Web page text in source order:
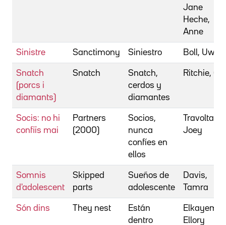
Jane
Heche,
Anne
Sinistre Sanctimony Siniestro Boll, Uwe
Snatch
(porcs i
diamants)
Snatch
Snatch,
cerdos y
diamantes
Ritchie,
Socis: no hi
confiïs mai
Partners
(2000)
Socios,
nunca
confíes en
ellos
Travolta,
Joey
Somnis
d'adolescent
Skipped
parts
Sueños de
adolescente
Davis,
Tamra
Són dins They nest
Están
dentro
Elkayem,
Ellory